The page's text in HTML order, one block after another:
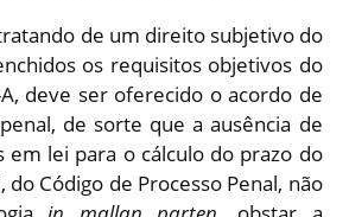
de um direito subjetivo do
os requisitos objetivos do
deve ser oferecido o acordo de
de sorte que a ausência de
em lei para o cálculo do prazo do
do Código de Processo Penal, não